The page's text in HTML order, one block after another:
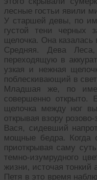
лесные гостьи явили
У старшей девы, по
густой тени черных
щелочка. Она
Средняя. Дева
переходящую в
узкая и нежная
поблескивающий в
Младшая же, по
совершенно открыто.
щелочка между ног
открывая взору
Вася, сидевший
мощные бедра. Когда
приоткрывая саму
темно-изумрудного
жизни, источая
Петя в это время